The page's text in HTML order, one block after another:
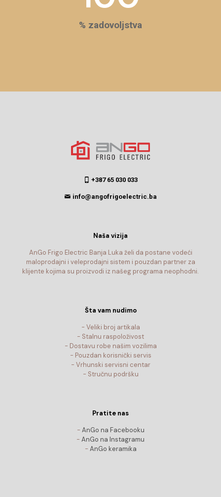
% zadovoljstva
+387 65 030 033
info@angofrigoelectric.ba
Naša vizija
AnGo Frigo Electric Banja Luka želi da postane vodeći
maloprodajni i veleprodajni sistem i pouzdan partner za
klijente kojima su proizvodi iz našeg programa neophodni.
Šta vam nudimo
- Veliki broj artikala
- Stalnu raspoloživost
- Dostavu robe našim vozilima
- Pouzdan korisnički servis
- Vrhunski servisni centar
- Stručnu podršku
Pratite nas
- AnGo na Facebooku
- AnGo na Instagramu
- AnGo keramika